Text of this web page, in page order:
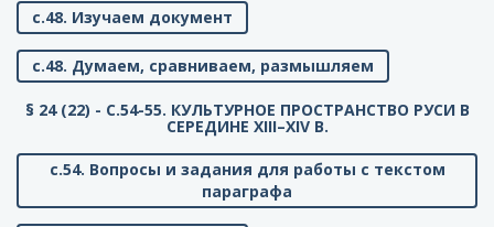
с.48. Изучаем документ
с.48. Думаем, сравниваем, размышляем
§ 24 (22) - C.54-55. КУЛЬТУРНОЕ ПРОСТРАНСТВО РУСИ В
СЕРЕДИНЕ XIII–XIV В.
с.54. Вопросы и задания для работы с текстом
параграфа